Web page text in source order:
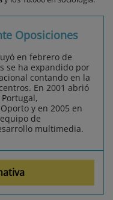
Oposiciones
en febrero de
se ha expandido por
contando en la
En 2001 abrió
y en 2005 en
de
multimedia.